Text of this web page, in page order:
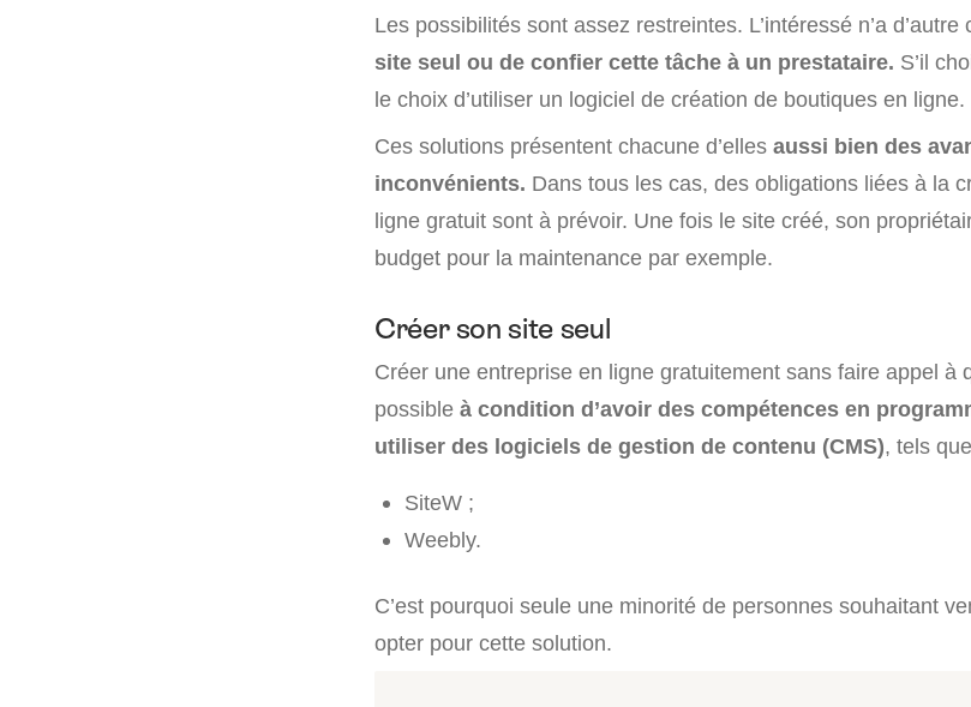
Les possibilités sont assez restreintes. L’intéressé n’a d’autre
site seul ou de confier cette tâche à un prestataire. S’il
le choix d’utiliser un logiciel de création de boutiques en ligne.
Ces solutions présentent chacune d’elles aussi bien des
inconvénients. Dans tous les cas, des obligations liées à la
ligne gratuit sont à prévoir. Une fois le site créé, son
budget pour la maintenance par exemple.
Créer son site seul
Créer une entreprise en ligne gratuitement sans faire appel à
possible à condition d’avoir des compétences en
utiliser des logiciels de gestion de contenu (CMS), tels
SiteW ;
Weebly.
C’est pourquoi seule une minorité de personnes souhaitant
opter pour cette solution.